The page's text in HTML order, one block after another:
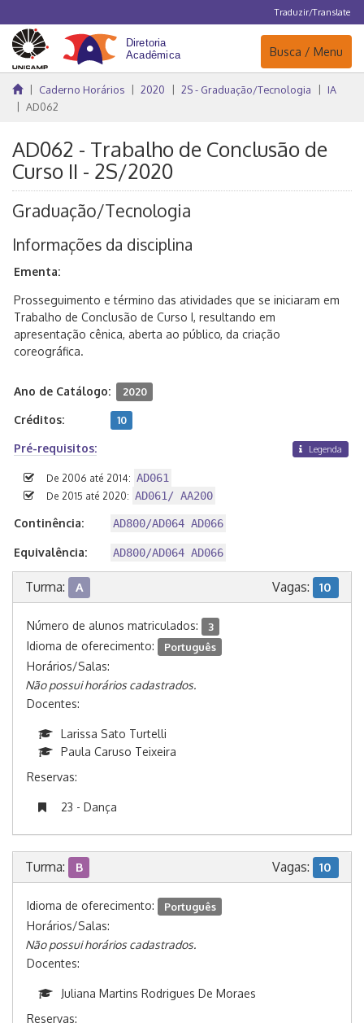
Traduzir/Translate
Navegação
Busca / Menu
Caderno Horários 2020 2S - Graduação/Tecnologia
IA
AD062
AD062 - Trabalho de Conclusão de
Curso II - 2S/2020
Graduação/Tecnologia
Informações da disciplina
Ementa:
Prosseguimento e término das atividades que se iniciaram em
Trabalho de Conclusão de Curso I, resultando em
apresentação cênica, aberta ao público, da criação
coreográfica.
Ano de Catálogo: 2020
Créditos: 10
Pré-requisitos: Legenda
De 2006 até 2014: AD061
De 2015 até 2020: AD061/ AA200
Continência: AD800/AD064 AD066
Equivalência: AD800/AD064 AD066
Turma: A Vagas: 10
Número de alunos matriculados: 3
Idioma de oferecimento: Português
Horários/Salas:
Não possui horários cadastrados.
Docentes:
Larissa Sato Turtelli
Paula Caruso Teixeira
Reservas:
23 - Dança
Turma: B Vagas: 10
Idioma de oferecimento: Português
Horários/Salas:
Não possui horários cadastrados.
Docentes:
Juliana Martins Rodrigues De Moraes
Reservas: